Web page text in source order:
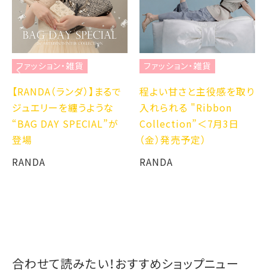
ファッション・雑貨
【RANDA（ランダ）】まるで
ジュエリーを纏うような
“BAG DAY SPECIAL”が
登場
RANDA
ファッション・雑貨
程よい甘さと主役感を取り
入れられる "Ribbon
Collection”＜7月3日
（金）発売予定）
RANDA
合わせて読みたい！おすすめショップニュー